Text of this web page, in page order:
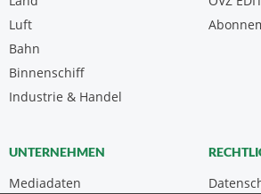
Luft
Bahn
Binnenschiff
Industrie & Handel
UNTERNEHMEN
Mediadaten